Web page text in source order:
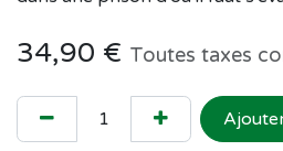
34,90 € Toutes taxes